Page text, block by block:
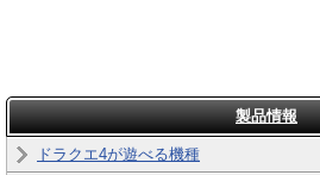
製品情報
ドラクエ4が遊べる機種